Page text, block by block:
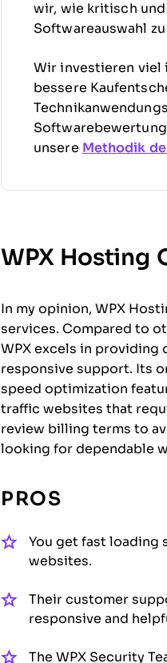
wir, wie kritisch
Softwareauswahl
Wir investieren viel
bessere
unsere Methodik
WPX Hosting
In my opinion, WPX
services. Compared to
WPX excels in providing
responsive support. Its
speed optimization
traffic websites that
review billing terms to
looking for dependable
PROS
You get fast loading
websites.
Their customer
responsive and
The WPX Security